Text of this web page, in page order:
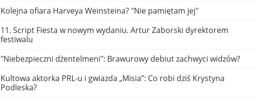
Kolejna ofiara Harveya Weinsteina? "Nie pamiętam jej"
11. Script Fiesta w nowym wydaniu. Artur Zaborski dyrektorem
festiwalu
"Niebezpieczni dżentelmeni": Brawurowy debiut zachwyci widzów?
Kultowa aktorka PRL-u i gwiazda „Misia”: Co robi dziś Krystyna
Podleska?